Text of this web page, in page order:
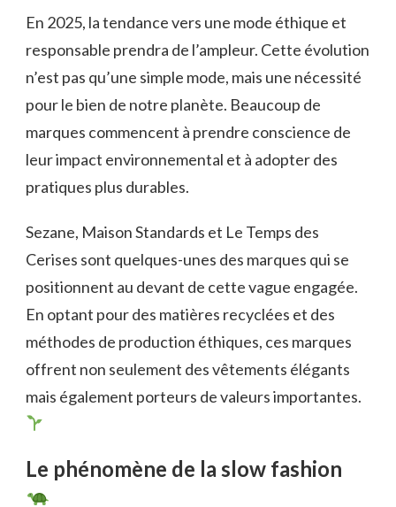
En 2025, la tendance vers une mode éthique et
responsable prendra de l’ampleur. Cette évolution
n’est pas qu’une simple mode, mais une nécessité
pour le bien de notre planète. Beaucoup de
marques commencent à prendre conscience de
leur impact environnemental et à adopter des
pratiques plus durables.
Sezane, Maison Standards et Le Temps des
Cerises sont quelques-unes des marques qui se
positionnent au devant de cette vague engagée.
En optant pour des matières recyclées et des
méthodes de production éthiques, ces marques
offrent non seulement des vêtements élégants
mais également porteurs de valeurs importantes.
Le phénomène de la slow fashion